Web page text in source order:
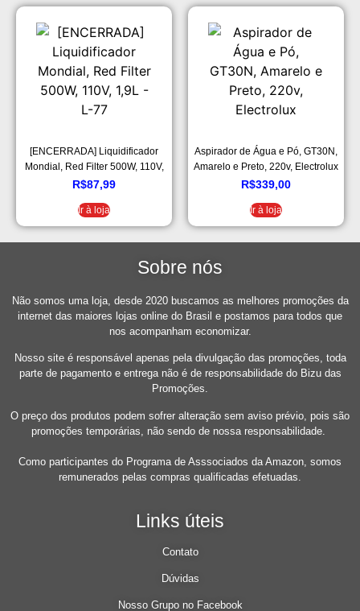
[ENCERRADA] Liquidificador
Mondial, Red Filter 500W, 110V,
1,9L – L-77
R$87,99
Ir à loja
Aspirador de Água e Pó, GT30N,
Amarelo e Preto, 220v, Electrolux
R$339,00
Ir à loja
Sobre nós
Não somos uma loja, desde 2020 buscamos as melhores promoções da
internet das maiores lojas online do Brasil e postamos para todos que
nos acompanham economizar.
Nosso site é responsável apenas pela divulgação das promoções, toda
parte de pagamento e entrega não é de responsabilidade do Bizu das
Promoções.
O preço dos produtos podem sofrer alteração sem aviso prévio, pois são
promoções temporárias, não sendo de nossa responsabilidade.
Como participantes do Programa de Asssociados da Amazon, somos
remunerados pelas compras qualificadas efetuadas.
Links úteis
Contato
Dúvidas
Nosso Grupo no Facebook